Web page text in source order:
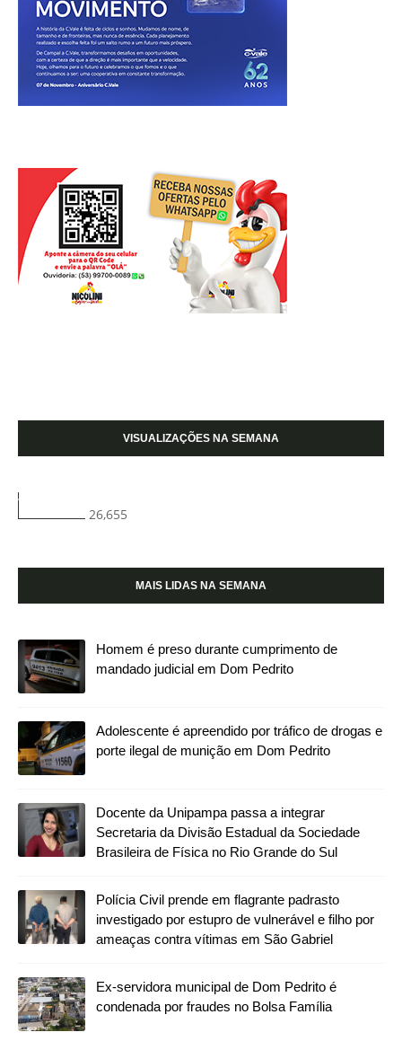
VISUALIZAÇÕES NA SEMANA
26,655
MAIS LIDAS NA SEMANA
Homem é preso durante cumprimento de
mandado judicial em Dom Pedrito
Adolescente é apreendido por tráfico de drogas e
porte ilegal de munição em Dom Pedrito
Docente da Unipampa passa a integrar
Secretaria da Divisão Estadual da Sociedade
Brasileira de Física no Rio Grande do Sul
Polícia Civil prende em flagrante padrasto
investigado por estupro de vulnerável e filho por
ameaças contra vítimas em São Gabriel
Ex-servidora municipal de Dom Pedrito é
condenada por fraudes no Bolsa Família